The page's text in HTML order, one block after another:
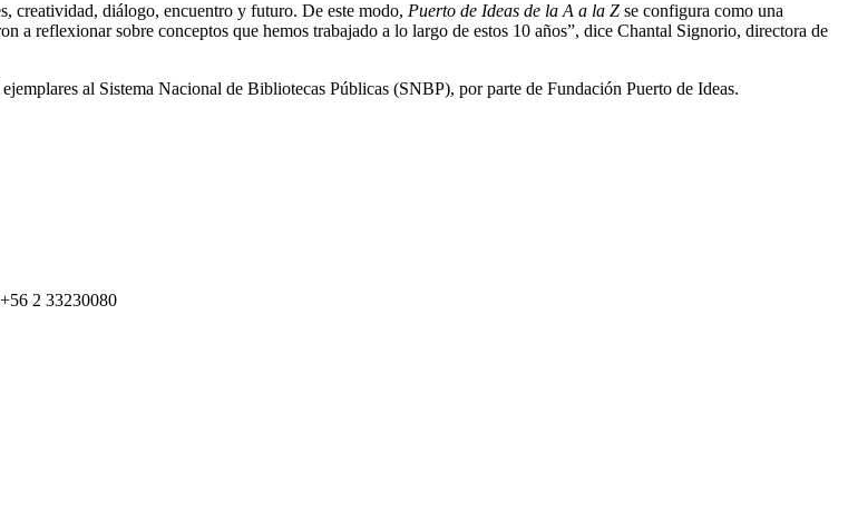
creatividad, diálogo, encuentro y futuro. De este modo, Puerto de Ideas de la A a la Z se configura como una
a reflexionar sobre conceptos que hemos trabajado a lo largo de estos 10 años”, dice Chantal Signorio, directora de
al Sistema Nacional de Bibliotecas Públicas (SNBP), por parte de Fundación Puerto de Ideas.
+56 2 33230080